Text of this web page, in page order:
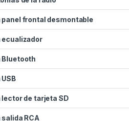
panel frontal desmontable
ecualizador
Bluetooth
lector de tarjeta SD
salida RCA